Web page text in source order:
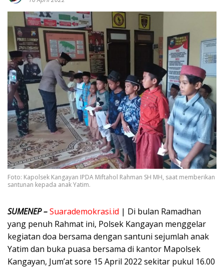
Foto: Kapolsek Kangayan IPDA Miftahol Rahman SH MH, saat memberikan
santunan kepada anak Yatim.
SUMENEP –Suarademokrasi.id | Di bulan Ramadhan
yang penuh Rahmat ini, Polsek Kangayan menggelar
kegiatan doa bersama dengan santuni sejumlah anak
Yatim dan buka puasa bersama di kantor Mapolsek
Kangayan, Jum’at sore 15 April 2022 sekitar pukul 16.00